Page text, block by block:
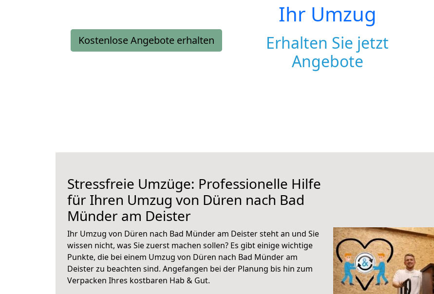
Kostenlose Angebote erhalten
Ihr Umzug
Erhalten Sie jetzt
Angebote
Stressfreie Umzüge: Professionelle Hilfe
für Ihren Umzug von Düren nach Bad
Münder am Deister
Ihr Umzug von Düren nach Bad Münder am Deister steht an und Sie
wissen nicht, was Sie zuerst machen sollen? Es gibt einige wichtige
Punkte, die bei einem Umzug von Düren nach Bad Münder am
Deister zu beachten sind. Angefangen bei der Planung bis hin zum
Verpacken Ihres kostbaren Hab & Gut.